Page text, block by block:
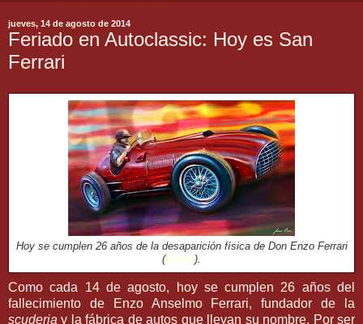
jueves, 14 de agosto de 2014
Feriado en Autoclassic: Hoy es San
Ferrari
Hoy se cumplen 26 años de la desaparición física de Don Enzo Ferrari
(fuente).
Como cada 14 de agosto, hoy se cumplen 26 años del
fallecimiento de Enzo Anselmo Ferrari, fundador de la
scuderiay la fábrica de autos que llevan su nombre. Por ser